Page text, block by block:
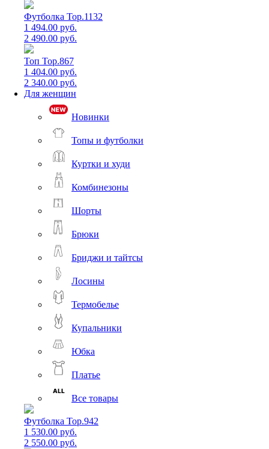
Футболка Top.1132
1 494.00 руб.
2 490.00 руб.
Топ Top.867
1 404.00 руб.
2 340.00 руб.
Для женщин
Новинки
Топы и футболки
Куртки и худи
Комбинезоны
Шорты
Брюки
Бриджи и тайтсы
Лосины
Термобелье
Купальники
Юбка
Платье
Все товары
Футболка Top.942
1 530.00 руб.
2 550.00 руб.